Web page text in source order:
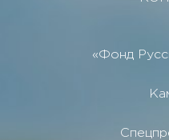
«Фонд